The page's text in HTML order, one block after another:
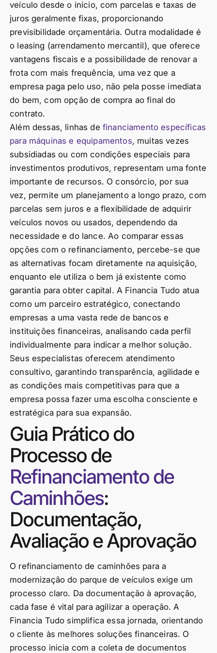
veículo desde o início, com parcelas e taxas de
juros geralmente fixas, proporcionando
previsibilidade orçamentária. Outra modalidade é
o leasing (arrendamento mercantil), que oferece
vantagens fiscais e a possibilidade de renovar a
frota com mais frequência, uma vez que a
empresa paga pelo uso, não pela posse imediata
do bem, com opção de compra ao final do
contrato.
Além dessas, linhas de financiamento específicas
para máquinas e equipamentos, muitas vezes
subsidiadas ou com condições especiais para
investimentos produtivos, representam uma fonte
importante de recursos. O consórcio, por sua
vez, permite um planejamento a longo prazo, com
parcelas sem juros e a flexibilidade de adquirir
veículos novos ou usados, dependendo da
necessidade e do lance. Ao comparar essas
opções com o refinanciamento, percebe-se que
as alternativas focam diretamente na aquisição,
enquanto ele utiliza o bem já existente como
garantia para obter capital. A Financia Tudo atua
como um parceiro estratégico, conectando
empresas a uma vasta rede de bancos e
instituições financeiras, analisando cada perfil
individualmente para indicar a melhor solução.
Seus especialistas oferecem atendimento
consultivo, garantindo transparência, agilidade e
as condições mais competitivas para que a
empresa possa fazer uma escolha consciente e
estratégica para sua expansão.
Guia Prático do
Processo de
Refinanciamento de
Caminhões:
Documentação,
Avaliação e Aprovação
O refinanciamento de caminhões para a
modernização do parque de veículos exige um
processo claro. Da documentação à aprovação,
cada fase é vital para agilizar a operação. A
Financia Tudo simplifica essa jornada, orientando
o cliente às melhores soluções financeiras. O
processo inicia com a coleta de documentos